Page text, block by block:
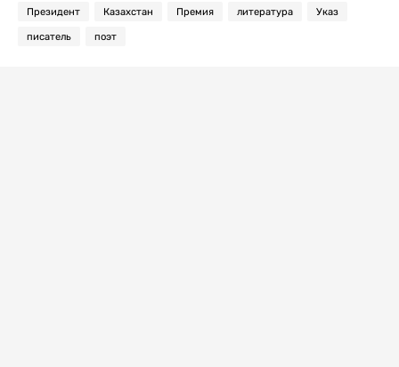
Президент Казахстан Премия литература Указ
писатель поэт